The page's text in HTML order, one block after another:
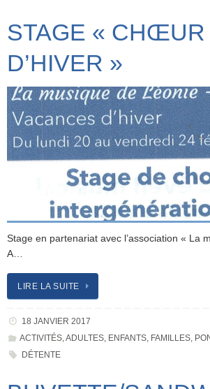
STAGE « CHŒUR
D’HIVER »
Stage en partenariat avec l’association « La
A…
LIRE LA SUITE
18 JANVIER 2017
ACTIVITÉS, ADULTES, ENFANTS, FAMILLES,
DÉTENTE